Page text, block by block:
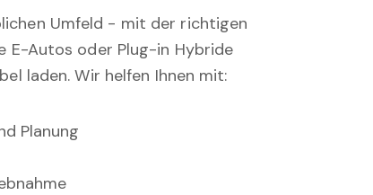
Umfeld - mit der richtigen
E-Autos oder Plug-in Hybride
laden. Wir helfen Ihnen mit:
Planung